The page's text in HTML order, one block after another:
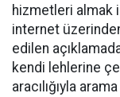
hizmetleri almak
internet
edilen
kendi lehlerine
aracılığıyla